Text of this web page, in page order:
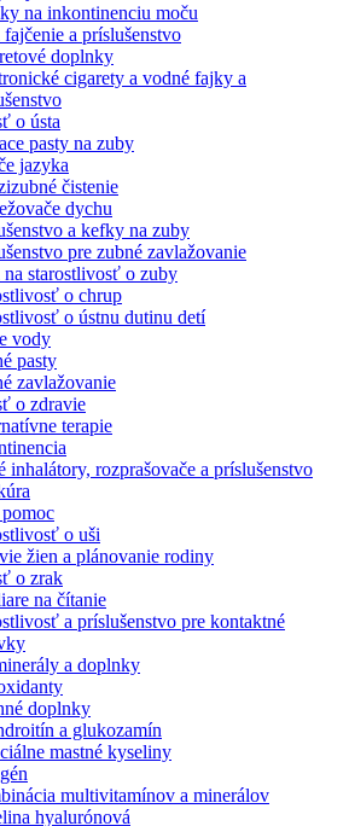
na inkontinenciu moču
a príslušenstvo
doplnky
cigarety a vodné fajky a
o ústa
pasty na zuby
jazyka
čistenie
dychu
a kefky na zuby
pre zubné zavlažovanie
na starostlivosť o zuby
o chrup
o ústnu dutinu detí
vody
pasty
zavlažovanie
o zdravie
terapie
inhalátory, rozprašovače a príslušenstvo
o uši
žien a plánovanie rodiny
o zrak
na čítanie
a príslušenstvo pre kontaktné
a doplnky
doplnky
a glukozamín
mastné kyseliny
multivitamínov a minerálov
hyalurónová